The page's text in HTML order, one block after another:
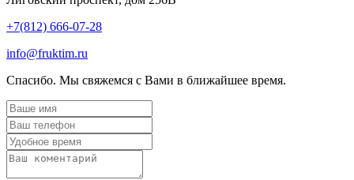
+7(812) 666-07-28
info@fruktim.ru
Спасибо. Мы свяжемся с Вами в ближайшее время.